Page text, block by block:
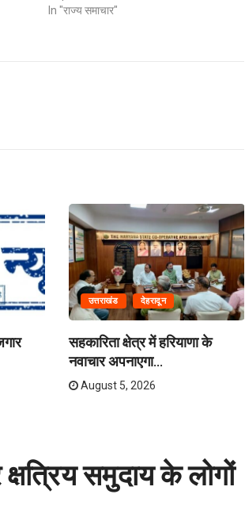
In "राज्य समाचार"
उत्तराखंड देहरादून
सहकारिता क्षेत्र में हरियाणा के
नवाचार अपनाएगा...
August 5, 2026
समुदाय के लोगों